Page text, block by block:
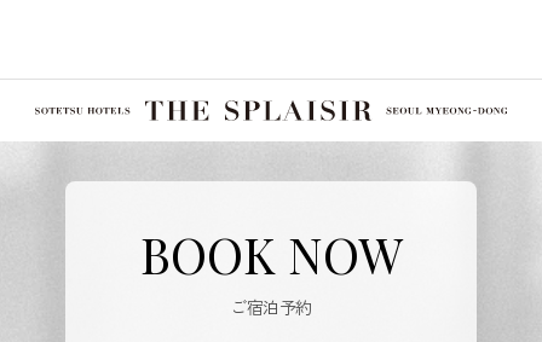
BOOK NOW
ご宿泊予約